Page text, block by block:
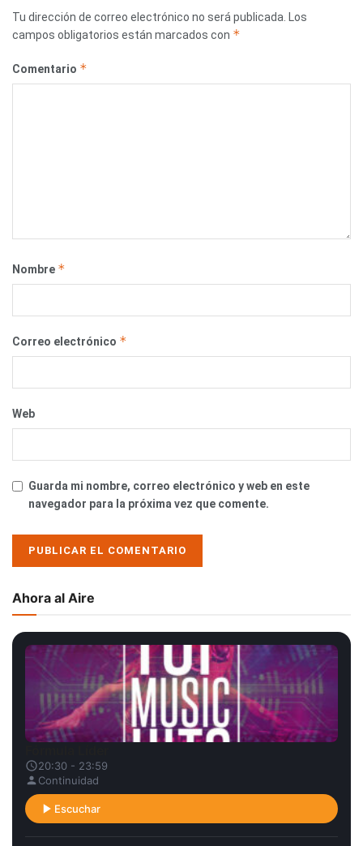
Tu dirección de correo electrónico no será publicada.
Los
campos obligatorios están marcados con *
Comentario *
Nombre *
Correo electrónico *
Web
Guarda mi nombre, correo electrónico y web en este
navegador para la próxima vez que comente.
Ahora al Aire
20:30 - 23:59
Continuidad
Escuchar